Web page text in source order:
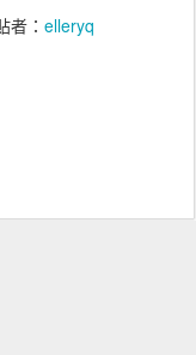
者： elleryq